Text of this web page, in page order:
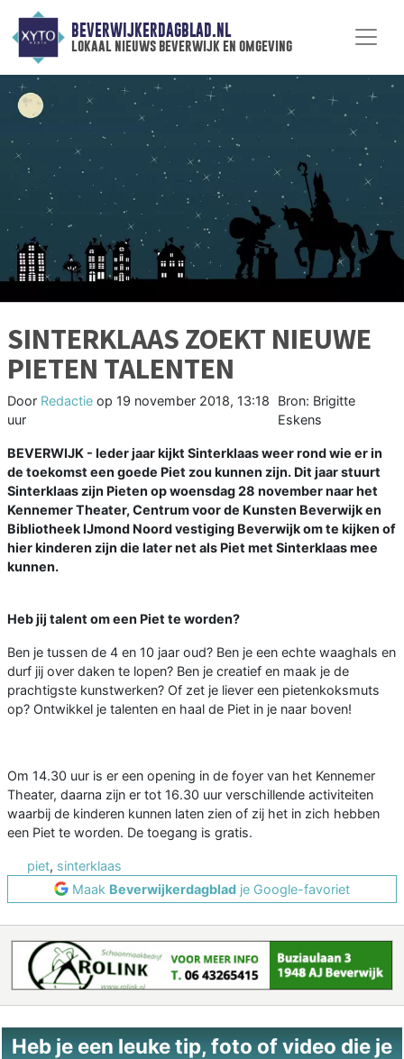
BEVERWIJKERDAGBLAD.NL
lokaal nieuws beverwijk en omgeving
SINTERKLAAS ZOEKT NIEUWE
PIETEN TALENTEN
Door Redactie op 19 november 2018, 13:18
uur
Bron: Brigitte
Eskens
BEVERWIJK - Ieder jaar kijkt Sinterklaas weer rond wie er in
de toekomst een goede Piet zou kunnen zijn. Dit jaar stuurt
Sinterklaas zijn Pieten op woensdag 28 november naar het
Kennemer Theater, Centrum voor de Kunsten Beverwijk en
Bibliotheek IJmond Noord vestiging Beverwijk om te kijken of
hier kinderen zijn die later net als Piet met Sinterklaas mee
kunnen.
Heb jij talent om een Piet te worden?
Ben je tussen de 4 en 10 jaar oud? Ben je een echte waaghals en
durf jij over daken te lopen? Ben je creatief en maak je de
prachtigste kunstwerken? Of zet je liever een pietenkoksmuts
op? Ontwikkel je talenten en haal de Piet in je naar boven!
Om 14.30 uur is er een opening in de foyer van het Kennemer
Theater, daarna zijn er tot 16.30 uur verschillende activiteiten
waarbij de kinderen kunnen laten zien of zij het in zich hebben
een Piet te worden. De toegang is gratis.
piet, sinterklaas
Maak Beverwijkerdagblad je Google-favoriet
Heb je een leuke tip, foto of video die je